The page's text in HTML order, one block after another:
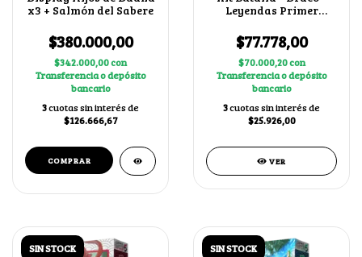
x3 + Salmón del Sabere
$380.000,00
$342.000,00con
Transferencia o depósito
bancario
3cuotas sin interés de
$126.666,67
Leyendas Primer
$77.778,00
$70.000,20con
Transferencia o depósito
bancario
3cuotas sin interés de
$25.926,00
VER
SIN STOCK SIN STOCK